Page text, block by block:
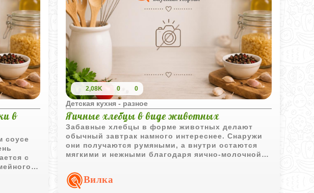
в
соусе
с
2,08K 0 0
Детская кухня - разное
Яичные хлебцы в виде животных
Забавные хлебцы в форме животных делают
обычный завтрак намного интереснее. Снаружи
они получаются румяными, а внутри остаются
мягкими и нежными благодаря яично-молочной
Вилка